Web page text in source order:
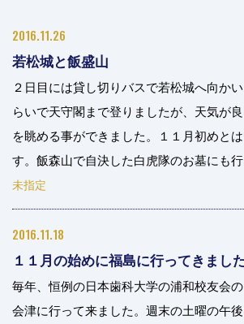
2016.11.26
若松城と飯盛山
２日目には貸し切りバスで若松城へ向か
らいで天守閣まで登りましたが、天気が
を眺める事ができました。１１月初めと
す。飯森山で自決した白虎隊のお墓にも
未指定
2016.11.18
１１月の始めに福島に行ってきました
毎年、恒例の日本歯科大学の浦和校友会
会津に行って来ました。週末の土曜の午